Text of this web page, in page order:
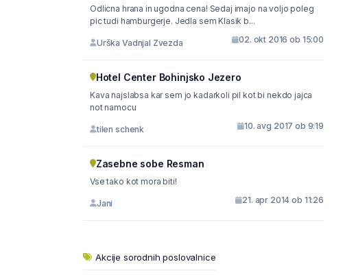
Odlicna hrana in ugodna cena! Sedaj imajo na voljo poleg
pic tudi hamburgerje. Jedla sem Klasik b...
Urška Vadnjal Zvezda 02. okt 2016 ob 15:00
Hotel Center Bohinjsko Jezero
Kava najslabsa kar sem jo kadarkoli pil kot bi nekdo jajca
not namocu
tilen schenk 10. avg 2017 ob 9:19
Zasebne sobe Resman
Vse tako kot mora biti!
Jani 21. apr 2014 ob 11:26
Akcije sorodnih poslovalnice